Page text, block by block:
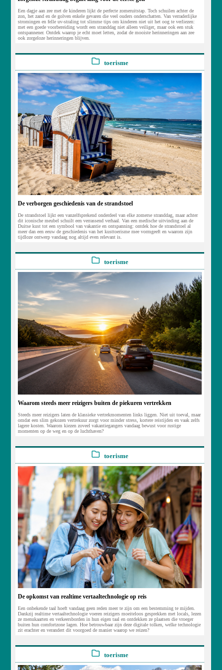
Een dagje aan zee met de kinderen lijkt de perfecte zomeruitstap. Toch schuilen achter de
zon, het zand en de golven enkele gevaren die veel ouders onderschatten. Van verraderlijke
stromingen en felle uv-straling tot slimme tips om kinderen niet uit het oog te verliezen:
met een goede voorbereiding wordt een stranddag niet alleen veiliger, maar ook een stuk
ontspannener. Ontdek waarop je echt moet letten, zodat de mooiste herinneringen aan zee
ook zorgeloze herinneringen blijven.
toerisme
De verborgen geschiedenis van de strandstoel
De strandstoel lijkt een vanzelfsprekend onderdeel van elke zomerse stranddag, maar achter
dit iconische meubel schuilt een verrassend verhaal. Van een medische uitvinding aan de
Duitse kust tot een symbool van vakantie en ontspanning: ontdek hoe de strandstoel al
meer dan een eeuw de geschiedenis van het kusttoerisme mee vormgeeft en waarom zijn
tijdloze ontwerp vandaag nog altijd even relevant is.
toerisme
Waarom steeds meer reizigers buiten de piekuren vertrekken
Steeds meer reizigers laten de klassieke vertrekmomenten links liggen. Niet uit toeval, maar
omdat een slim gekozen vertrekuur zorgt voor minder stress, kortere reistijden en vaak zelfs
lagere kosten. Waarom kiezen zoveel vakantiegangers vandaag bewust voor rustige
momenten op de weg en op de luchthaven?
toerisme
De opkomst van realtime vertaaltechnologie op reis
Een onbekende taal hoeft vandaag geen reden meer te zijn om een bestemming te mijden.
Dankzij realtime vertaaltechnologie voeren reizigers moeiteloos gesprekken met locals, lezen
ze menukaarten en verkeersborden in hun eigen taal en ontdekken ze plaatsen die vroeger
buiten hun comfortzone lagen. Hoe betrouwbaar zijn deze digitale tolken, welke technologie
zit erachter en verandert dit voorgoed de manier waarop we reizen?
toerisme